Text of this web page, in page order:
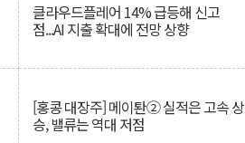
클라우드플레어 14% 급등해 신고
점...AI 지출 확대에 전망 상향
[홍콩 대장주] 메이퇀② 실적은 고속 상
승, 밸류는 역대 저점